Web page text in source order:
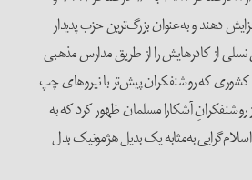
در سال ۱۹۹۵ افزایش دهند و به‌عنوان بزرگ‌ترین حزب پدیدار
از کادرهایش را از طریق مدارس مذهبی
که روشنفکران پیش‌تر با نیروهای چپ
روشنفکرانِ آشکارا مسلمان ظهور کرد که به
به‌مثابه‌ یک بدیل هژمونیک بدل